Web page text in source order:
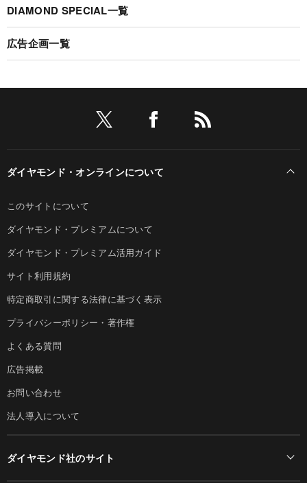
DIAMOND SPECIAL一覧
広告企画一覧
ダイヤモンド・オンラインについて
このサイトについて
ダイヤモンド・プレミアムについて
ダイヤモンド・プレミアム活用ガイド
サイト利用規約
特定商取引に関する法律に基づく表示
プライバシーポリシー・著作権
よくある質問
広告掲載
お問い合わせ
法人導入について
ダイヤモンド社のサイト